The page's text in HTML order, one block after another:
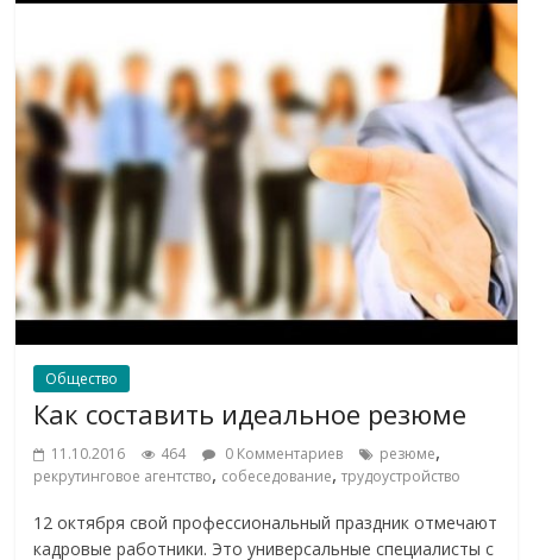
Общество
Как составить идеальное резюме
11.10.2016 464 0 Комментариев резюме,
рекрутинговое агентство, собеседование,трудоустройство
12 октября свой профессиональный праздник отмечают
кадровые работники. Это универсальные специалисты с